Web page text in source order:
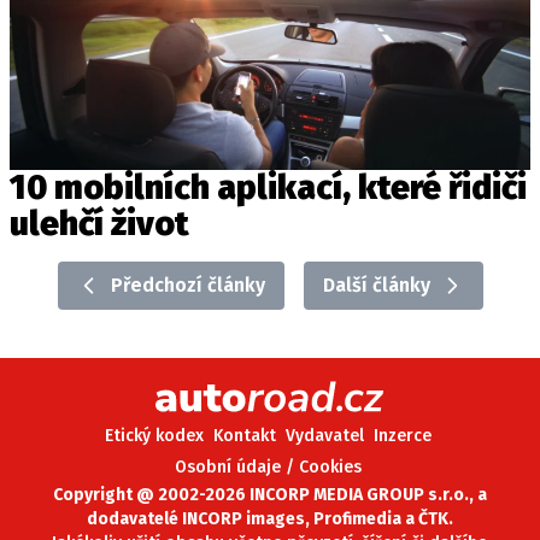
10 mobilních aplikací, které řidiči
ulehčí život
Předchozí články Další články
Etický kodex Kontakt Vydavatel Inzerce
Osobní údaje / Cookies
Copyright @ 2002-2026 INCORP MEDIA GROUP s.r.o., a
dodavatelé INCORP images, Profimedia a ČTK.